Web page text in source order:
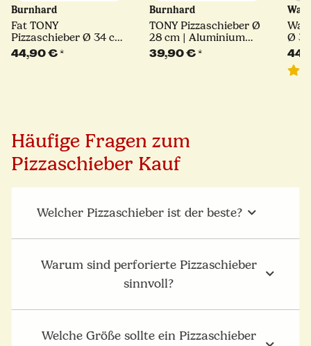
Burnhard
Fat TONY
Pizzaschieber Ø 34 cm
| Aluminium
Pizzaschaufel für
44,90 €*
Burnhard
TONY Pizzaschieber Ø
28 cm | Aluminium
Pizzaschaufel für
Pizzaöfen
39,90 €*
Ø
Häufige Fragen zum
Pizzaschieber Kauf
Welcher Pizzaschieber ist der beste?
Warum sind perforierte Pizzaschieber
sinnvoll?
Welche Größe sollte ein Pizzaschieber